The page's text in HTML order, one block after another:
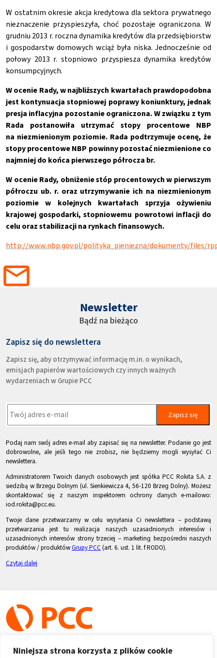
Niniejsza strona korzysta z plików cookie
W ostatnim okresie akcja kredytowa dla sektora prywatnego
nieznaczenie przyspieszyła, choć pozostaje ograniczona. W
grudniu 2013 r. roczna dynamika kredytów dla przedsiębiorstw
i gospodarstw domowych wciąż była niska. Jednocześnie od
połowy 2013 r. stopniowo przyspiesza dynamika kredytów
konsumpcyjnych.
W ocenie Rady, w najbliższych kwartałach prawdopodobna
jest kontynuacja stopniowej poprawy koniunktury, jednak
presja inflacyjna pozostanie ograniczona. W związku z tym
Rada postanowiła utrzymać stopy procentowe NBP
na niezmienionym poziomie. Rada podtrzymuje ocenę, że
stopy procentowe NBP powinny pozostać niezmienione co
najmniej do końca pierwszego półrocza br.
W ocenie Rady, obniżenie stóp procentowych w pierwszym
półroczu ub. r. oraz utrzymywanie ich na niezmienionym
poziomie w kolejnych kwartałach sprzyja ożywieniu
krajowej gospodarki, stopniowemu powrotowi inflacji do
celu oraz stabilizacji na rynkach finansowych.
http://www.nbp.gov.pl/polityka_pieniezna/dokumenty/files/
Newsletter
Bądź na bieżąco
Zapisz się do newslettera
Zapisz się, aby otrzymywać informację m.in. o wynikach,
emisjach papierów wartościowych czy innych ważnych
wydarzeniach w Grupie PCC
Zapisz się
Podaj nam swój adres e-mail aby zapisać się na newsletter. Podanie go jest
dobrowolne, ale jeśli tego nie zrobisz, nie będziemy mogli wysyłać Ci
newslettera.
Administratorem Twoich danych osobowych jest spółka PCC Rokita S.A. z
siedzibą w Brzegu Dolnym (ul. Sienkiewicza 4, 56-120 Brzeg Dolny). Możesz
skontaktować się z naszym inspektorem ochrony danych e-mailowo:
iod.rokita@pcc.eu.
Twoje dane przetwarzamy w celu wysyłania Ci newslettera – podstawą
przetwarzania jest tu realizacja naszych uzasadnionych interesów i
uzasadnionych interesów strony trzeciej – marketing bezpośredni naszych
produktów / produktówGrupy PCC (art. 6. ust. 1 lit. f RODO).
Czytaj dalej